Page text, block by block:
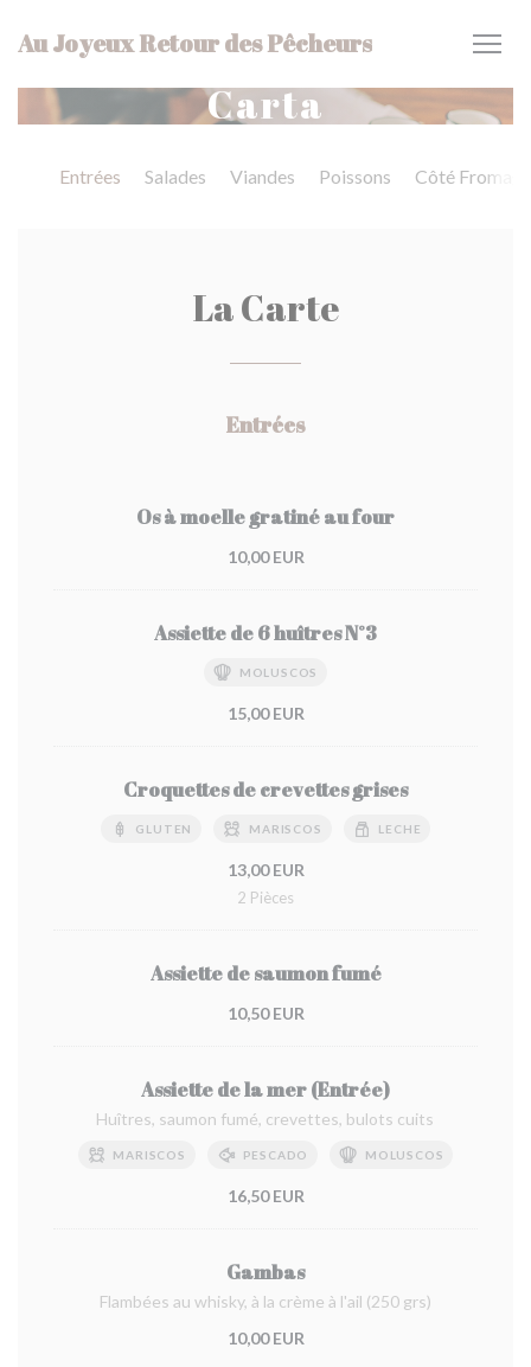
Au Joyeux Retour des Pêcheurs
Carta
Entrées Salades Viandes Poissons Côté Fromage
La Carte
Entrées
Os à moelle gratiné au four
10,00 EUR
Assiette de 6 huîtres N°3
MOLUSCOS
15,00 EUR
Croquettes de crevettes grises
GLUTEN MARISCOS LECHE
13,00 EUR
2 Pièces
Assiette de saumon fumé
10,50 EUR
Assiette de la mer (Entrée)
Huîtres, saumon fumé, crevettes, bulots cuits
MARISCOS PESCADO MOLUSCOS
16,50 EUR
Gambas
Flambées au whisky, à la crème à l'ail (250 grs)
10,00 EUR